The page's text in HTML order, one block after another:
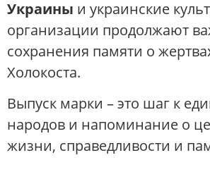
Украины и украинские
организации продолжают
сохранения памяти о
Холокоста.
Выпуск марки – это шаг к
народов и напоминание о
жизни, справедливости и